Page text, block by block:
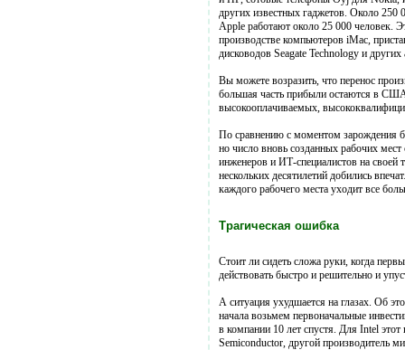
других известных гаджетов. Около
Apple работают около 25 000 человек.
производстве компьютеров iMac,
дисководов Seagate Technology и
Вы можете возразить, что перенос
большая часть прибыли остаются в
высокооплачиваемых,
По сравнению с моментом зарождения
но число вновь созданных рабочих
инженеров и ИТ-специалистов на своей
нескольких десятилетий добились
каждого рабочего места уходит все
Трагическая ошибка
Стоит ли сидеть сложа руки, когда
действовать быстро и решительно и
А ситуация ухудшается на глазах. Об
начала возьмем первоначальные
в компании 10 лет спустя. Для Intel
Semiconductor, другой производитель